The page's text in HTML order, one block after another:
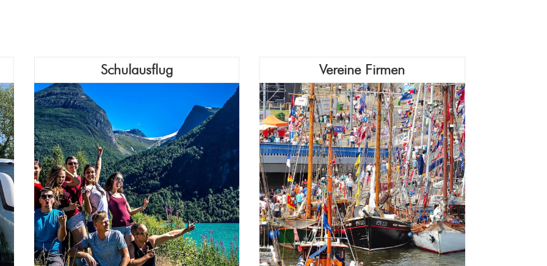
Schulausflug Vereine Firmen